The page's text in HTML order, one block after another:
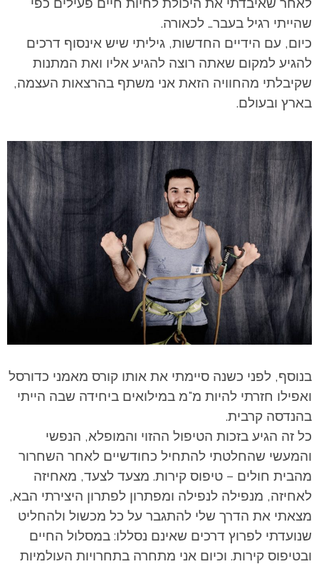
שהייתי רגיל בעבר… לכאורה.
כיום, עם הידיים החדשות, גיליתי שיש אינסוף דרכים
להגיע למקום שאתה רוצה להגיע אליו ואת המתנות
שקיבלתי מהחוויה הזאת אני משתף בהרצאות העצמה,
בארץ ובעולם.
בנוסף, לפני כשנה סיימתי את אותו קורס מאמני כדורסל
ואפילו חזרתי להיות מ"מ במילואים ביחידה שבה הייתי
בהנדסה קרבית.
כל זה הגיע בזכות הטיפול ההזוי והמופלא, הנפשי
והמעשי שהחלטתי להתחיל כחודשיים לאחר השחרור
מהבית חולים – טיפוס קירות. מצעד לצעד, מאחיזה
לאחיזה, מנפילה לנפילה ומפתרון לפתרון היצירתי הבא,
מצאתי את הדרך שלי להתגבר על כל מכשול ולהחליט
שנועדתי לפרוץ דרכים שאינם נסללו: במסלול החיים
ובטיפוס קירות. וכיום אני מתחרה בתחרויות העולמיות